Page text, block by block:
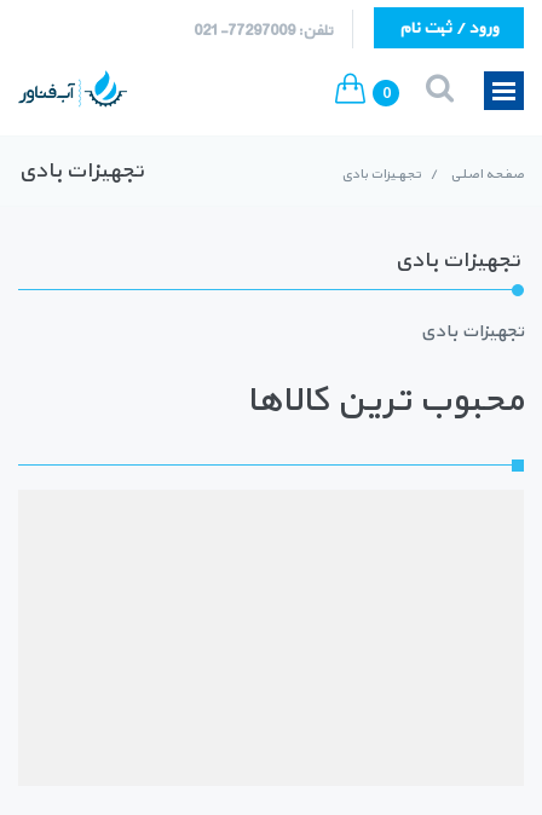
تلفن: 77297009-021 ورود / ثبت نام
0
تجهیزات بادی صفحه اصلی / تجهیزات بادی
تجهیزات بادی
تجهیزات بادی
محبوب ترین کالاها